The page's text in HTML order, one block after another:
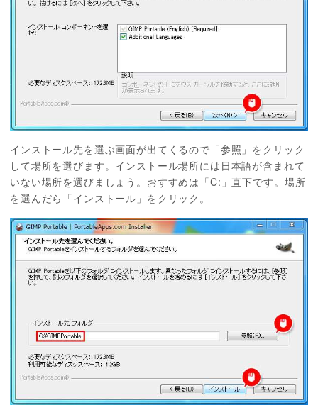
インストール先を選ぶ画面が出てくるので「参照」をクリック
して場所を選びます。インストール場所には日本語が含まれて
いない場所を選びましょう。おすすめは「C:」直下です。場所
を選んだら「インストール」をクリック。